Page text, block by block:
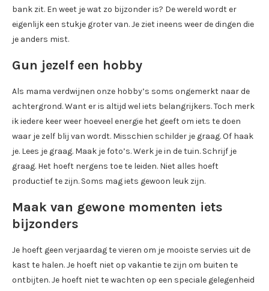
bank zit. En weet je wat zo bijzonder is? De wereld wordt er
eigenlijk een stukje groter van. Je ziet ineens weer de dingen die
je anders mist.
Gun jezelf een hobby
Als mama verdwijnen onze hobby’s soms ongemerkt naar de
achtergrond. Want er is altijd wel iets belangrijkers. Toch merk
ik iedere keer weer hoeveel energie het geeft om iets te doen
waar je zelf blij van wordt. Misschien schilder je graag. Of haak
je. Lees je graag. Maak je foto’s. Werk je in de tuin. Schrijf je
graag. Het hoeft nergens toe te leiden. Niet alles hoeft
productief te zijn. Soms mag iets gewoon leuk zijn.
Maak van gewone momenten iets
bijzonders
Je hoeft geen verjaardag te vieren om je mooiste servies uit de
kast te halen. Je hoeft niet op vakantie te zijn om buiten te
ontbijten. Je hoeft niet te wachten op een speciale gelegenheid